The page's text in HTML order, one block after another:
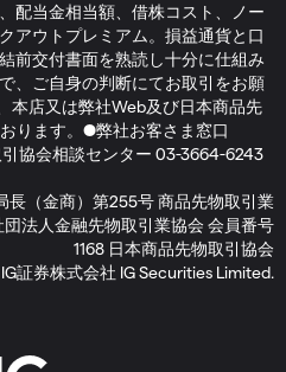
配当金相当額、借株コスト、ノー
アウトプレミアム。損益通貨と口
前交付書面を熟読し十分に仕組み
、ご自身の判断にてお取引をお願
本店又は弊社Web及び日本商品先
ります。●弊社お客さま窓口
協会相談センター 03-3664-6243
長（金商）第255号 商品先物取引業
法人金融先物取引業協会 会員番号
1168 日本商品先物取引協会
IG証券株式会社 IG Securities Limited.